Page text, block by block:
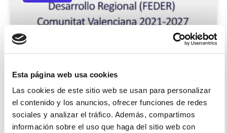
Esta página web usa cookies
Las cookies de este sitio web se usan para personalizar
el contenido y los anuncios, ofrecer funciones de redes
sociales y analizar el tráfico. Además, compartimos
información sobre el uso que haga del sitio web con
B2com Incorpora Inteligencia
Artificial Con El Apoyo De Los